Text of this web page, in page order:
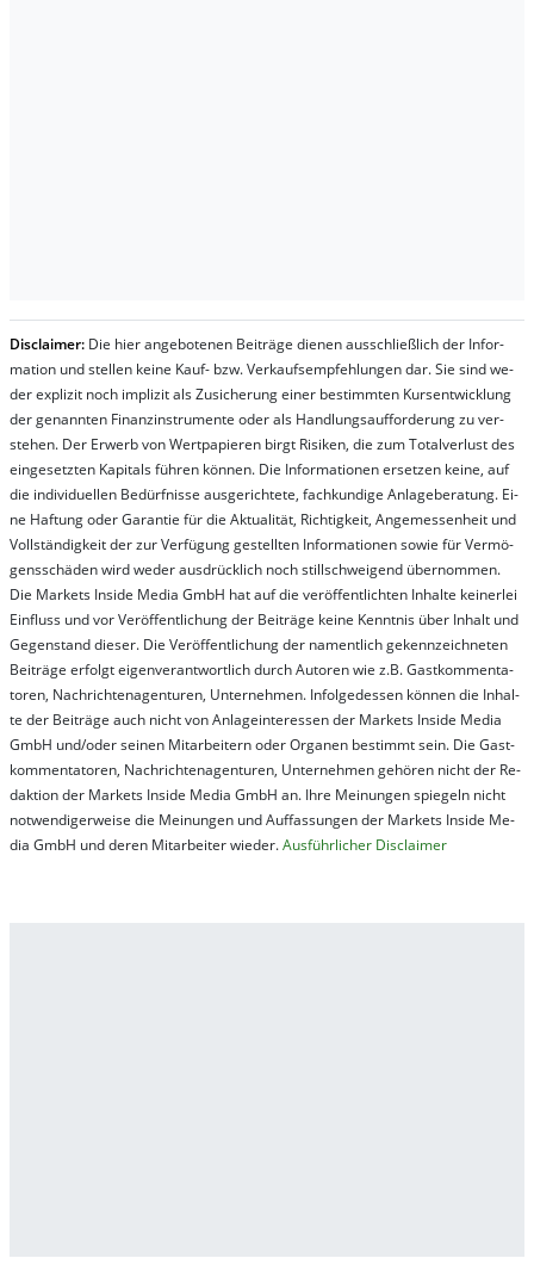
Dis­clai­mer: Die hier an­ge­bo­te­nen Bei­trä­ge die­nen aus­schließ­lich der In­for­
ma­t­ion und stel­len kei­ne Kauf- bzw. Ver­kaufs­em­pfeh­lung­en dar. Sie sind we­
der ex­pli­zit noch im­pli­zit als Zu­sich­er­ung ei­ner be­stim­mt­en Kurs­ent­wick­lung
der ge­nan­nt­en Fi­nanz­in­stru­men­te oder als Handl­ungs­auf­for­der­ung zu ver­
steh­en. Der Er­werb von Wert­pa­pier­en birgt Ri­si­ken, die zum To­tal­ver­lust des
ein­ge­setz­ten Ka­pi­tals füh­ren kön­nen. Die In­for­ma­tion­en er­setz­en kei­ne, auf
die in­di­vi­du­el­len Be­dür­fnis­se aus­ge­rich­te­te, fach­kun­di­ge An­la­ge­be­ra­tung. Ei­
ne Haf­tung oder Ga­ran­tie für die Ak­tu­ali­tät, Rich­tig­keit, An­ge­mes­sen­heit und
Vol­lständ­ig­keit der zur Ver­fü­gung ge­stel­lt­en In­for­ma­tion­en so­wie für Ver­mö­
gens­schä­den wird we­der aus­drück­lich noch stil­lschwei­gend über­nom­men.
Die Mar­kets In­side Me­dia GmbH hat auf die ver­öf­fent­lich­ten In­hal­te kei­ner­lei
Ein­fluss und vor Ver­öf­fent­lich­ung der Bei­trä­ge kei­ne Ken­nt­nis über In­halt und
Ge­gen­stand die­ser. Die Ver­öf­fent­lich­ung der na­ment­lich ge­kenn­zeich­net­en
Bei­trä­ge er­folgt ei­gen­ver­ant­wort­lich durch Au­tor­en wie z.B. Gast­kom­men­ta­
tor­en, Nach­richt­en­ag­en­tur­en, Un­ter­neh­men. In­fol­ge­des­sen kön­nen die In­hal­
te der Bei­trä­ge auch nicht von An­la­ge­in­te­res­sen der Mar­kets In­side Me­dia
GmbH und/oder sei­nen Mit­ar­bei­tern oder Or­ga­nen be­stim­mt sein. Die Gast­
kom­men­ta­tor­en, Nach­rich­ten­ag­en­tur­en, Un­ter­neh­men ge­hör­en nicht der Re­
dak­tion der Mar­kets In­side Me­dia GmbH an. Ihre Mei­nung­en spie­geln nicht
not­wen­di­ger­wei­se die Mei­nung­en und Auf­fas­sung­en der Mar­kets In­side Me­
dia GmbH und de­ren Mit­ar­bei­ter wie­der.Aus­führ­lich­er Dis­clai­mer